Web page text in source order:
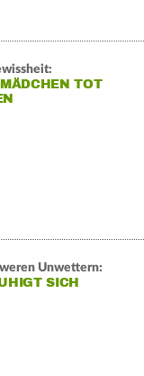
TOT
Unwettern:
SICH